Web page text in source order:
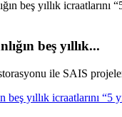
beş yıllık...
ile SAIS
beş yıllık icraatlarını “5